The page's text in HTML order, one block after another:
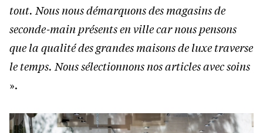
tout. Nous nous démarquons des magasins de
seconde-main présents en ville car nous pensons
que la qualité des grandes maisons de luxe traverse
le temps. Nous sélectionnons nos articles avec soins
».